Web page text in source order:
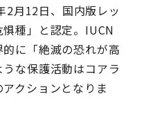
2月12日、国内版レッ
種」と認定。IUCN
的に「絶滅の恐れが高
な保護活動はコアラ
クションとなりま